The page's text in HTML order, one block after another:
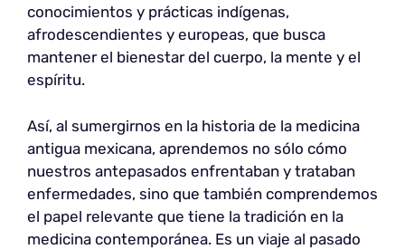
conocimientos y prácticas indígenas,
afrodescendientes y europeas, que busca
mantener el bienestar del cuerpo, la mente y el
espíritu.
Así, al sumergirnos en la historia de la medicina
antigua mexicana, aprendemos no sólo cómo
nuestros antepasados enfrentaban y trataban
enfermedades, sino que también comprendemos
el papel relevante que tiene la tradición en la
medicina contemporánea. Es un viaje al pasado